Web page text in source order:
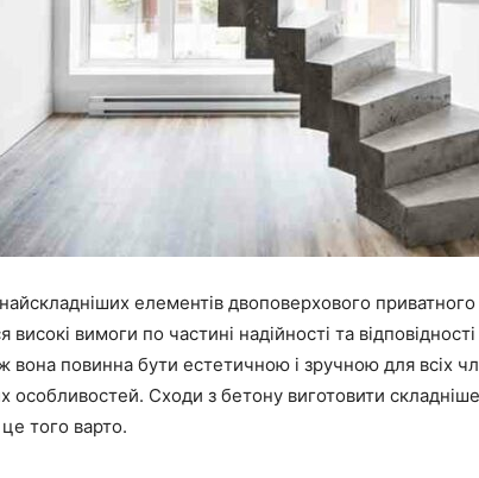
елементів двоповерхового
високі вимоги по частині надійності та
вона повинна бути естетичною і зручною для всіх
особливостей. Сходи з бетону виготовити
того варто.